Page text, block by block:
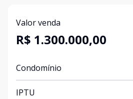
Valor venda
R$ 1.300.000,00
Condomínio
IPTU